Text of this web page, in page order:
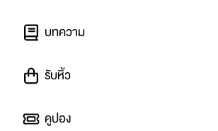
บทความ
รับหิ้ว
คูปอง
ปันโปร PUNPRO ที่ 1 ด้านโปรโมชัน อัปเดตแล
โปรโมชัน